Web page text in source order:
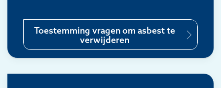
Toestemming vragen om asbest te
verwijderen